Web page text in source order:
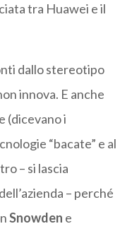
tra Huawei e il
dallo stereotipo
innova. E anche
(dicevano i
“bacate” e al
– si lascia
– perché
Snowden e